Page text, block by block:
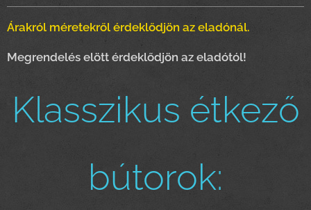
Árakról méretekről érdeklődjön az eladónál.
Megrendelés elött érdeklődjön az eladótól!
Klasszikus étkező
bútorok: